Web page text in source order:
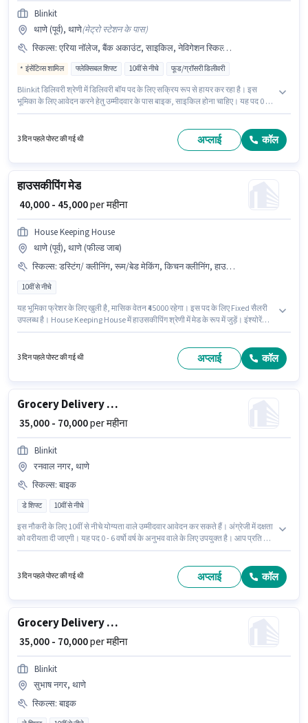
Blinkit
थाणे (पूर्व), थाणे(मेट्रो स्टेशन के पास)
स्किल्स: एरिया नॉलेज, बैंक अकाउंट, साइकिल, नेविगेशन स्किल्स, PAN कार्ड, बाइक, आधार कार्ड
इंसेंटिव्स शामिल फ्लेक्सिबल शिफ्ट 10वीं से नीचे फूड/ग्रॉसरी डिलीवरी
Blinkit डिलिवरी श्रेणी में डिलिवरी बॉय पद के लिए सक्रिय रूप से हायर कर रहा है। इस
भूमिका के लिए आवेदन करने हेतु उम्मीदवार के पास बाइक, साइकिल होना चाहिए। यह पद 0 - 6
(पूर्व), मुंबई में स्थित है। इस भूमिका में Fixed + Incentives वेतन संरचना मिलती है।
3 दिन पहले पोस्ट की गई थी अप्लाई कॉल
हाउसकीपिंग मेड
₹ 40,000 - 45,000per महीना
House Keeping House
थाणे (पूर्व), थाणे (फील्ड जाब)
स्किल्स: डस्टिंग/ क्लीनिंग, रूम/बेड मेकिंग, किचन क्लीनिंग, हाउस क्लीनिंग
10वीं से नीचे
यह भूमिका फ्रेशर के लिए खुली है, मासिक वेतन ₹45000 रहेगा। इस पद के लिए Fixed सैलरी
उपलब्ध है। House Keeping House में हाउसकीपिंग श्रेणी में मेड के रूप में जुड़ें। इंश्योरेंस,
रूम/बेड मेकिंग, डस्टिंग/ क्लीनिंग जैसी स्किल्स होनी चाहिए।
3 दिन पहले पोस्ट की गई थी अप्लाई कॉल
Grocery Delivery Boy
₹ 35,000 - 70,000per महीना
Blinkit
रनवाल नगर, थाणे
स्किल्स: बाइक
डे शिफ्ट 10वीं से नीचे
इस नौकरी के लिए 10वीं से नीचे योग्यता वाले उम्मीदवार आवेदन कर सकते हैं। अंग्रेजी में दक्षता
को वरीयता दी जाएगी। यह पद 0 - 6 वर्षो वर्ष के अनुभव वाले के लिए उपयुक्त है। आप प्रति माह
उपलब्ध है।
3 दिन पहले पोस्ट की गई थी अप्लाई कॉल
Grocery Delivery Boy
₹ 35,000 - 70,000per महीना
Blinkit
सुभाष नगर, थाणे
स्किल्स: बाइक